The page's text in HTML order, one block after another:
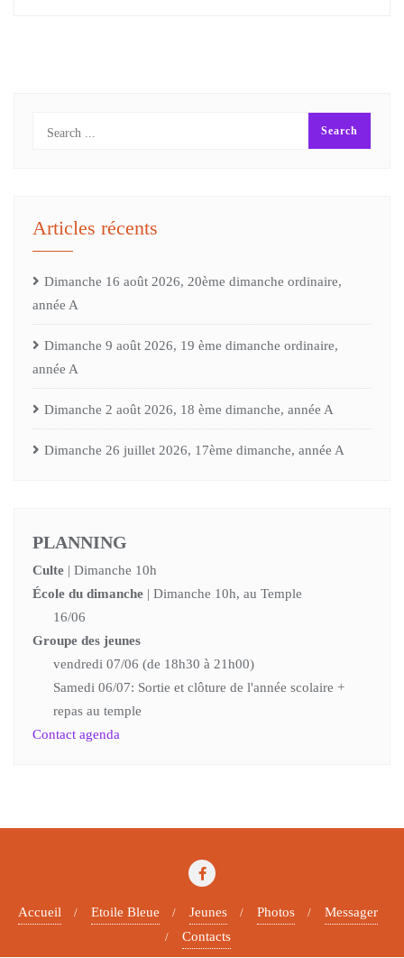
Articles récents
Dimanche 16 août 2026, 20ème dimanche ordinaire,
année A
Dimanche 9 août 2026, 19 ème dimanche ordinaire,
année A
Dimanche 2 août 2026, 18 ème dimanche, année A
Dimanche 26 juillet 2026, 17ème dimanche, année A
PLANNING
Culte | Dimanche 10h
École du dimanche | Dimanche 10h, au Temple
16/06
Groupe des jeunes
vendredi 07/06 (de 18h30 à 21h00)
Samedi 06/07: Sortie et clôture de l'année scolaire +
repas au temple
Contact agenda
Accueil Etoile Bleue Jeunes Photos
Messager
Contacts